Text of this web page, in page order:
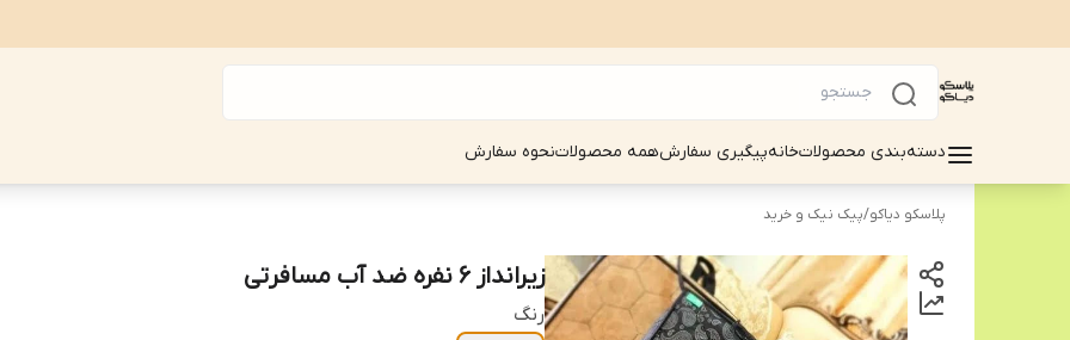
دسته‌بندی محصولاتخانهپیگیری سفارشهمه محصولاتنحوه سفارش
پلاسکو دیاکو/پیک نیک و خرید
زیرانداز 6 نفره ضد آب مسافرتی
رنگ